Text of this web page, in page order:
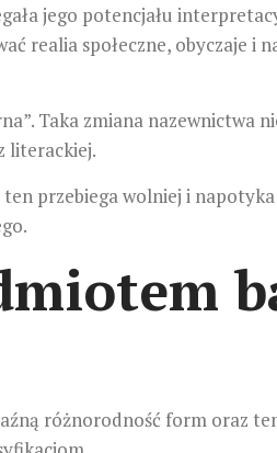
jego potencjału
realia społeczne, obyczaje i
Taka zmiana nazewnictwa
literackiej.
przebiega wolniej i
różnorodność form oraz